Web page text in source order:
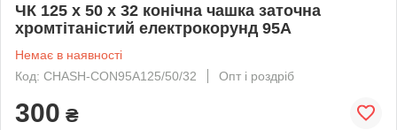
ЧК 125 х 50 х 32 конічна чашка заточна
хромтітаністий електрокорунд 95А
Немає в наявності
Код: CHASH-CON95А125/50/32
Опт і роздріб
300 ₴